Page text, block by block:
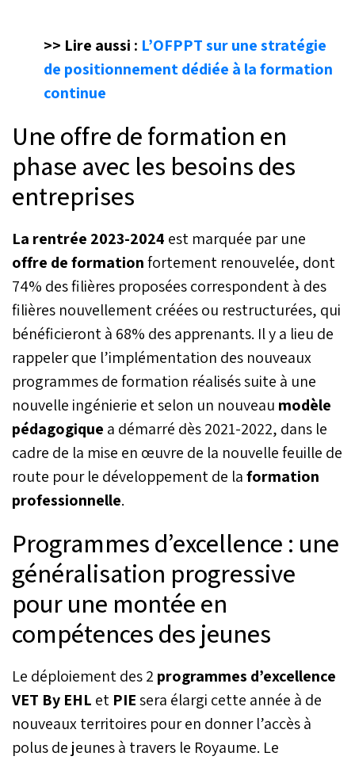
>> Lire aussi : L’OFPPT sur une stratégie
de positionnement dédiée à la formation
continue
Une offre de formation en
phase avec les besoins des
entreprises
La rentrée 2023-2024 est marquée par une
offre de formationfortement renouvelée, dont
74% des filières proposées correspondent à des
filières nouvellement créées ou restructurées, qui
bénéficieront à 68% des apprenants. Il y a lieu de
rappeler que l’implémentation des nouveaux
programmes de formation réalisés suite à une
nouvelle ingénierie et selon un nouveau modèle
pédagogique a démarré dès 2021-2022, dans le
cadre de la mise en œuvre de la nouvelle feuille de
route pour le développement de laformation
professionnelle.
Programmes d’excellence : une
généralisation progressive
pour une montée en
compétences des jeunes
Le déploiement des 2 programmes d’excellence
VET By EHL et PIEsera élargi cette année à de
nouveaux territoires pour en donner l’accès à
polus de jeunes à travers le Royaume. Le